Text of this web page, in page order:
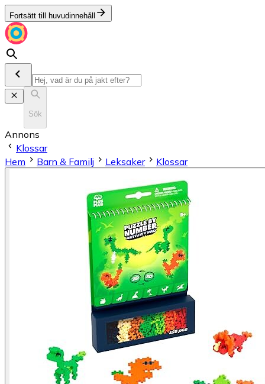
Fortsätt till huvudinnehåll
Sök
Annons
Klossar
Hem
Barn & Familj Leksaker Klossar